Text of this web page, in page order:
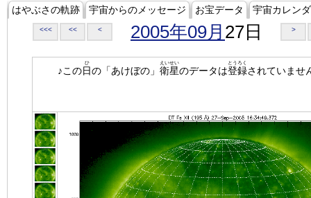
はやぶさの軌跡 宇宙からのメッセージ お宝データ 宇宙カレン
<<< << < 2005年09月 27日 >
♪この日
ひ
の「あけぼの」 衛星
えいせい
のデータは登録
とうろく
されていませ